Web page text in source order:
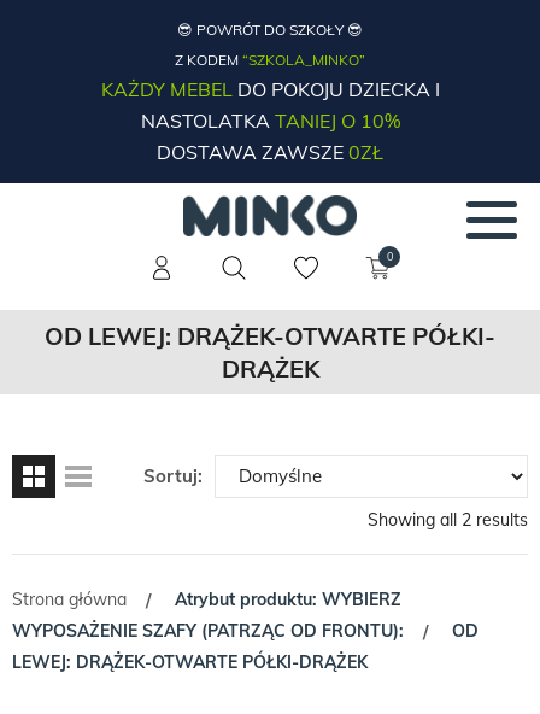
😎 POWRÓT DO SZKOŁY 😎
Z KODEM “SZKOLA_MINKO”
KAŻDY MEBELDO POKOJU DZIECKA I
NASTOLATKATANIEJ O 10%
DOSTAWA ZAWSZE 0ZŁ
0
OD LEWEJ: DRĄŻEK-OTWARTE PÓŁKI-
DRĄŻEK
Sortuj:
Showing all 2 results
Strona główna /
Atrybut produktu: WYBIERZ
WYPOSAŻENIE SZAFY (PATRZĄC OD FRONTU):
/
OD
LEWEJ: DRĄŻEK-OTWARTE PÓŁKI-DRĄŻEK